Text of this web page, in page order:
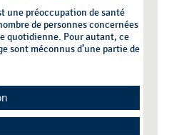
une préoccupation de santé
de personnes concernées
quotidienne. Pour autant, ce
sont méconnus d’une partie de